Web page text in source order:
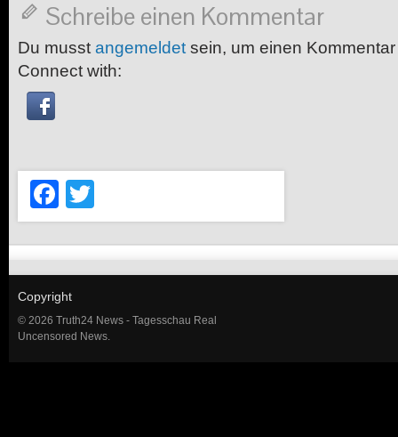
Schreibe einen Kommentar
Du musst angemeldet sein, um einen
Connect with:
Facebook
Copyright
© 2026 Truth24 News - Tagesschau Real
Uncensored News.